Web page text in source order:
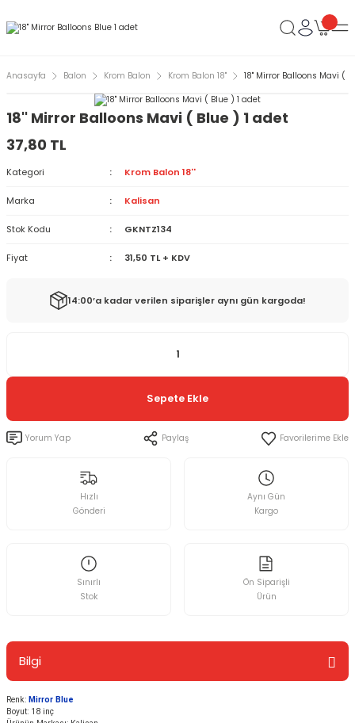
Anasayfa Balon Krom Balon Krom Balon 18'' 18'' Mirror Balloons Mavi (
18'' Mirror Balloons Mavi ( Blue ) 1 adet
37,80 TL
Kategori Krom Balon 18''
Marka Kalisan
Stok Kodu GKNTZ134
Fiyat 31,50 TL + KDV
14:00’a kadar verilen siparişler aynı gün kargoda!
Sepete Ekle
Yorum Yap Paylaş
Hızlı
Gönderi
Aynı Gün
Kargo
Sınırlı
Stok
Ön Siparişli
Ürün
Bilgi
Renk: Mirror Blue
Boyut: 18 inç